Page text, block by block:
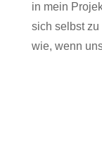
in mein
sich selbst
wie, wenn